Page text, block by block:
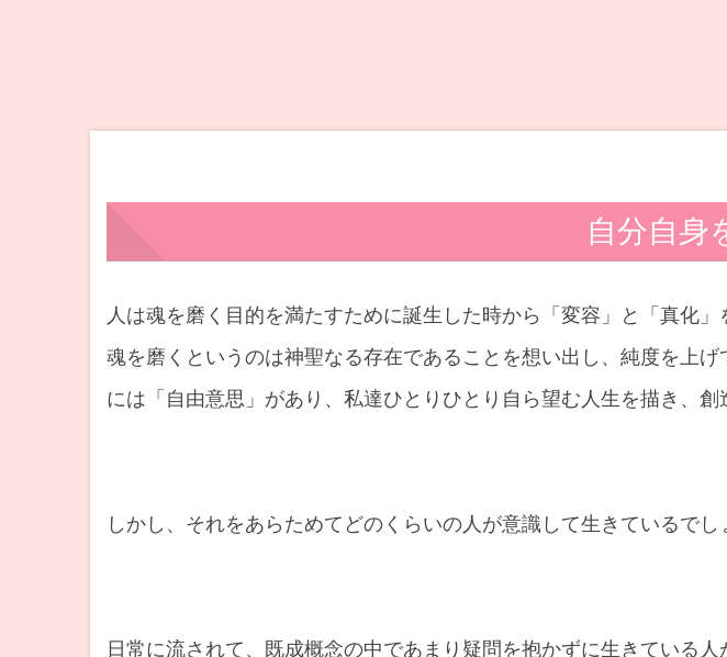
自分自身
人は魂を磨く目的を満たすために誕生した時から「変容」と「真化」
魂を磨くというのは神聖なる存在であることを想い出し、純度を上
には「自由意思」があり、私達ひとりひとり自ら望む人生を描き、創
しかし、それをあらためてどのくらいの人が意識して生きているでし
日常に流されて、既成概念の中であまり疑問を抱かずに生きている